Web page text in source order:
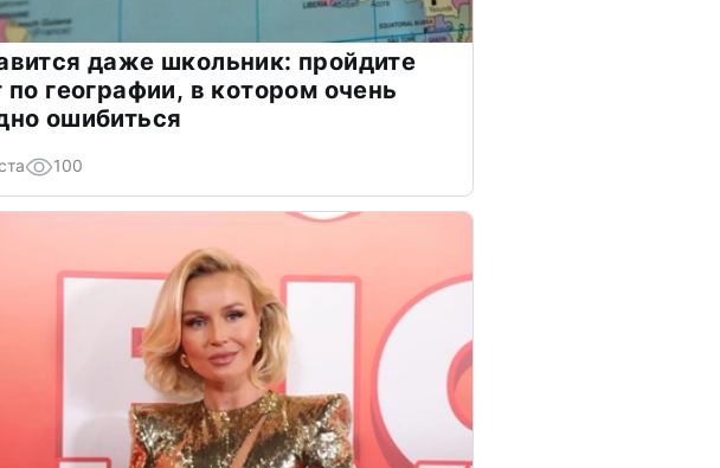
даже школьник: пройдите
по географии, в котором очень
ошибиться
100